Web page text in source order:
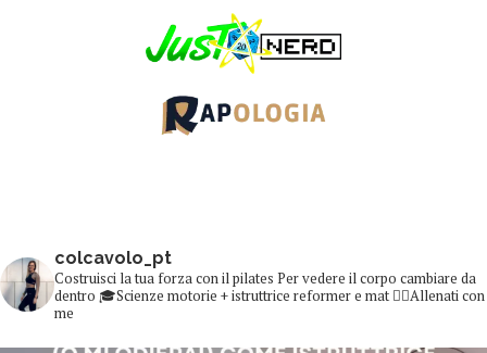
colcavolo_pt
Costruisci la tua forza con il pilates Per vedere il corpo cambiare da
dentro 🎓Scienze motorie + istruttrice reformer e mat 👇🏻Allenati con
me